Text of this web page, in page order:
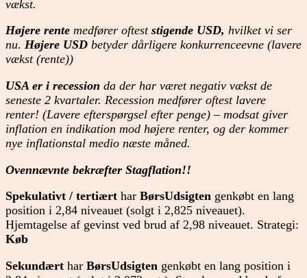
vækst.
Højere rente medfører oftest stigende USD, hvilket vi ser
nu. Højere USD betyder dårligere konkurrenceevne (lavere
vækst (rente))
USA er i recession da der har været negativ vækst de
seneste 2 kvartaler. Recession medfører oftest lavere
renter! (Lavere efterspørgsel efter penge) – modsat giver
inflation en indikation mod højere renter, og der kommer
nye inflationstal medio næste måned.
Ovennævnte bekræfter Stagflation!!
Spekulativt / tertiært har BørsUdsigten genkøbt en lang
position i 2,84 niveauet (solgt i 2,825 niveauet).
Hjemtagelse af gevinst ved brud af 2,98 niveauet. Strategi:
Køb
Sekundært har BørsUdsigten genkøbt en lang position i